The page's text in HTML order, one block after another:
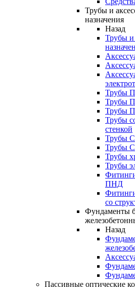
Трубы и
назначения
Назад
Трубы и
Трубы
Трубы
Трубы
Трубы
стенкой
Трубы
Трубы
Трубы
Трубы
ПНД
со
Фундаменты
Назад
Пассивные оптические